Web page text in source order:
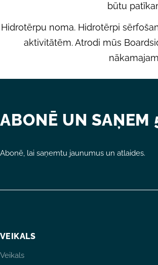
būtu
Hidrotērpu noma. Hidrotērpi
aktivitātēm. Atrodi mūs
ABONĒ UN SAŅEM
Abonē, lai saņemtu jaunumus un atlaides.
VEIKALS
Veikals